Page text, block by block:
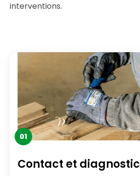
interventions.
01
Contact et diagnostic